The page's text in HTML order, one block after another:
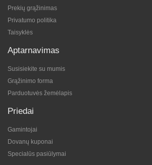
Prekių grąžinimas
Privatumo politika
Taisyklės
Aptarnavimas
Susisiekite su mumis
Grąžinimo forma
Parduotuvės žemėlapis
Priedai
Gamintojai
Dovanų kuponai
Specialūs pasiūlymai